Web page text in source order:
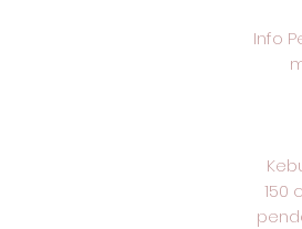
Info
150